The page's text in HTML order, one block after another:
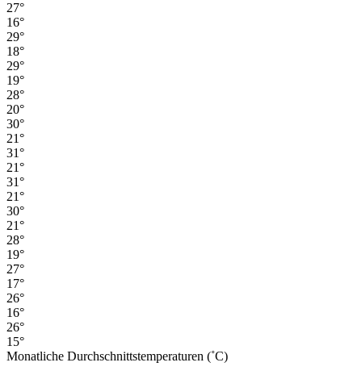
27°
16°
29°
18°
29°
19°
28°
20°
30°
21°
31°
21°
31°
21°
30°
21°
28°
19°
27°
17°
26°
16°
26°
15°
Monatliche Durchschnittstemperaturen (˚C)